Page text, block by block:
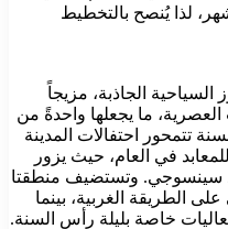
لذا يُنصح بالتخطيط
السياحية الجاذبة، مزيجاً
العصرية، ما يجعلها واحدةً من
تتمحور احتفالات المدينة
في العام، حيث يزور
سينسوجي. وتستضيف منطقتا
الطريقة الغربية، بينما
خاصة بليلة رأس السنة.